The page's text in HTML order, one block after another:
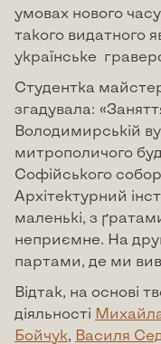
умовах нового часу
такого видатного
українське
Студентка
згадувала:
Володимирській
митрополичого
Софійського
Архітектурний
маленькі, з
неприємне. На
партами, де ми
Відтак, на основі
діяльності
Бойчук, Василя